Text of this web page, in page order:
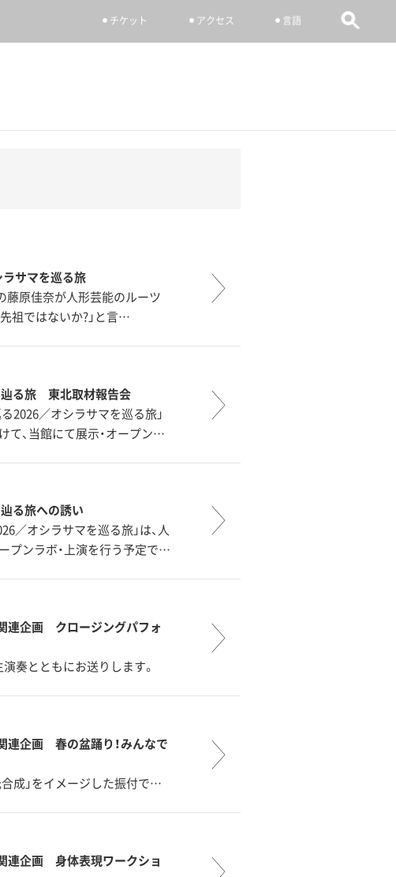
チケット アクセス 言語
サマを巡る旅
藤原佳奈が人形芸能のルーツ
祖ではないか?」と言…
辿る旅 東北取材報告会
2026／オシラサマを巡る旅」
て、当館にて展示・オープン…
る旅への誘い
／オシラサマを巡る旅」は、人
プンラボ・上演を行う予定で…
連企画 クロージングパフォ
奏とともにお送りします。
連企画 春の盆踊り！みんなで
成」をイメージした振付で…
連企画 身体表現ワークショ